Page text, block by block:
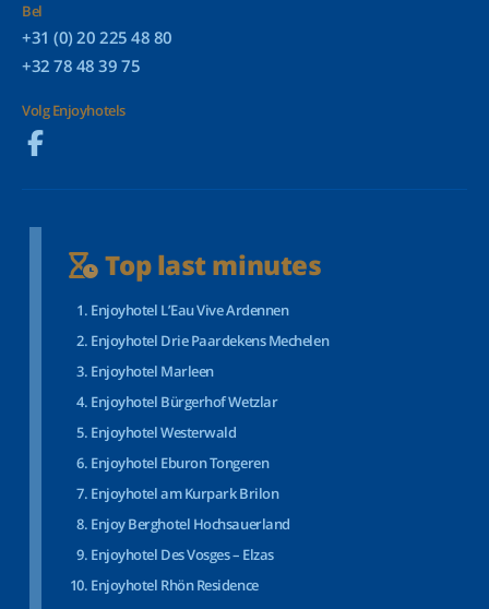
Bel
+31 (0) 20 225 48 80
+32 78 48 39 75
Volg Enjoyhotels
Top last minutes
Enjoyhotel L’Eau Vive Ardennen
Enjoyhotel Drie Paardekens Mechelen
Enjoyhotel Marleen
Enjoyhotel Bürgerhof Wetzlar
Enjoyhotel Westerwald
Enjoyhotel Eburon Tongeren
Enjoyhotel am Kurpark Brilon
Enjoy Berghotel Hochsauerland
Enjoyhotel Des Vosges – Elzas
Enjoyhotel Rhön Residence